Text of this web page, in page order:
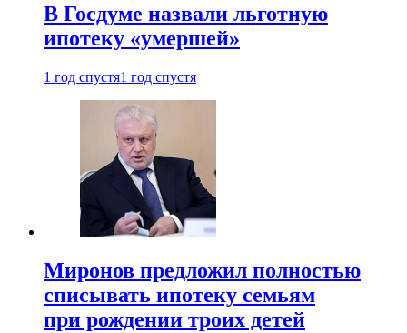
В Госдуме назвали льготную
ипотеку «умершей»
1 год спустя1 год спустя
Миронов предложил полностью
списывать ипотеку семьям
при рождении троих детей